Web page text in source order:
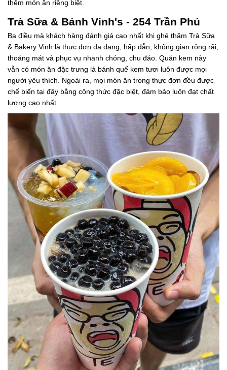
thêm món ăn riêng biệt.
Trà Sữa & Bánh Vinh's - 254 Trần Phú
Ba điều mà khách hàng đánh giá cao nhất khi ghé thăm Trà Sữa
& Bakery Vinh là thực đơn đa dạng, hấp dẫn, không gian rộng rãi,
thoáng mát và phục vụ nhanh chóng, chu đáo. Quán kem này
vẫn có món ăn đặc trưng là bánh quế kem tươi luôn được mọi
người yêu thích. Ngoài ra, mọi món ăn trong thực đơn đều được
chế biến tại đây bằng công thức đặc biệt, đảm bảo luôn đạt chất
lượng cao nhất.